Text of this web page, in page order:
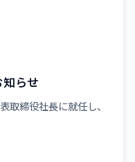
らせ
取締役社長に就任し、